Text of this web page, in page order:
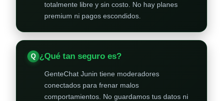
totalmente libre y sin costo. No hay planes
premium ni pagos escondidos.
¿Qué tan seguro es?
GenteChat Junin tiene moderadores
conectados para frenar malos
comportamientos. No guardamos tus datos ni